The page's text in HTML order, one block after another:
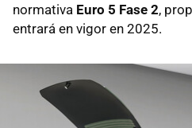
normativa Euro 5 Fase 2,
entrará en vigor en 2025.